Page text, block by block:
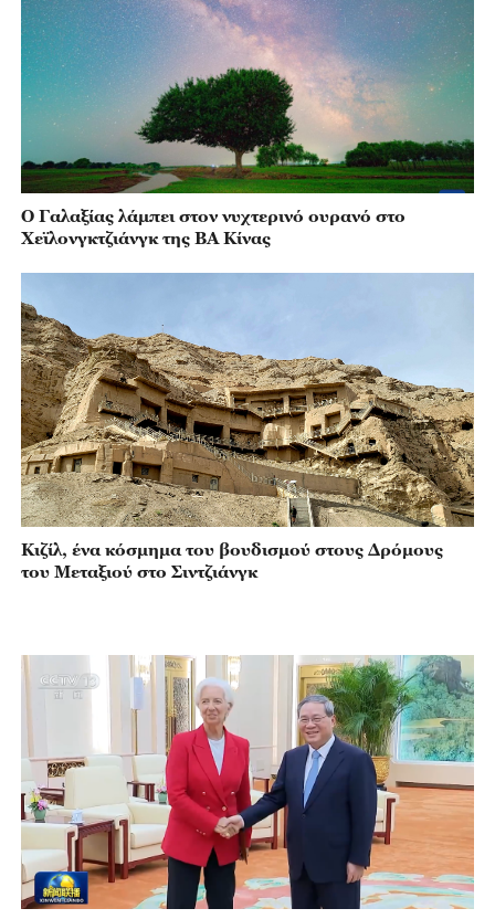
Ο Γαλαξίας λάμπει στον νυχτερινό ουρανό στο
Χεϊλονγκτζιάνγκ της ΒΑ Κίνας
Κιζίλ, ένα κόσμημα του βουδισμού στους Δρόμους
του Μεταξιού στο Σιντζιάνγκ